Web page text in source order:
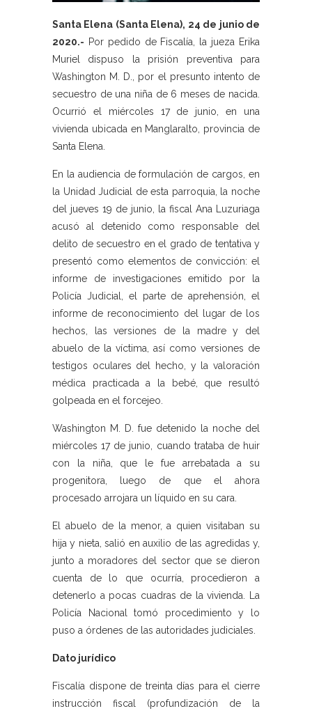
Santa Elena (Santa Elena), 24 de junio de
2020.- Por pedido de Fiscalía, la jueza Erika
Muriel dispuso la prisión preventiva para
Washington M. D., por el presunto intento de
secuestro de una niña de 6 meses de nacida.
Ocurrió el miércoles 17 de junio, en una
vivienda ubicada en Manglaralto, provincia de
Santa Elena.
En la audiencia de formulación de cargos, en
la Unidad Judicial de esta parroquia, la noche
del jueves 19 de junio, la fiscal Ana Luzuriaga
acusó al detenido como responsable del
delito de secuestro en el grado de tentativa y
presentó como elementos de convicción: el
informe de investigaciones emitido por la
Policía Judicial, el parte de aprehensión, el
informe de reconocimiento del lugar de los
hechos, las versiones de la madre y del
abuelo de la víctima, así como versiones de
testigos oculares del hecho, y la valoración
médica practicada a la bebé, que resultó
golpeada en el forcejeo.
Washington M. D. fue detenido la noche del
miércoles 17 de junio, cuando trataba de huir
con la niña, que le fue arrebatada a su
progenitora, luego de que el ahora
procesado arrojara un líquido en su cara.
El abuelo de la menor, a quien visitaban su
hija y nieta, salió en auxilio de las agredidas y,
junto a moradores del sector que se dieron
cuenta de lo que ocurría, procedieron a
detenerlo a pocas cuadras de la vivienda. La
Policía Nacional tomó procedimiento y lo
puso a órdenes de las autoridades judiciales.
Dato jurídico
Fiscalía dispone de treinta días para el cierre
instrucción fiscal (profundización de la